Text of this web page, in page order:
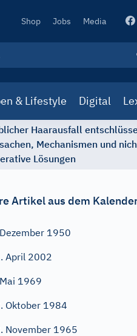
Secondary
Shop Jobs Media
& Lifestyle Digital
Haarausfall
Mechanismen und
Lösungen
Artikel aus dem
1950
April 2002
1969
Oktober 1984
November 1965